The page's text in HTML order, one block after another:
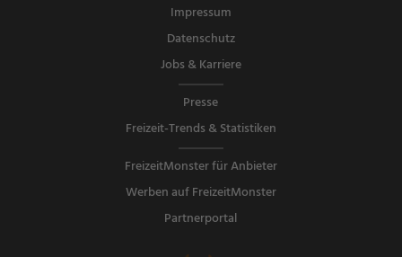
Impressum
Datenschutz
Jobs & Karriere
Presse
Freizeit-Trends & Statistiken
FreizeitMonster für Anbieter
Werben auf FreizeitMonster
Partnerportal